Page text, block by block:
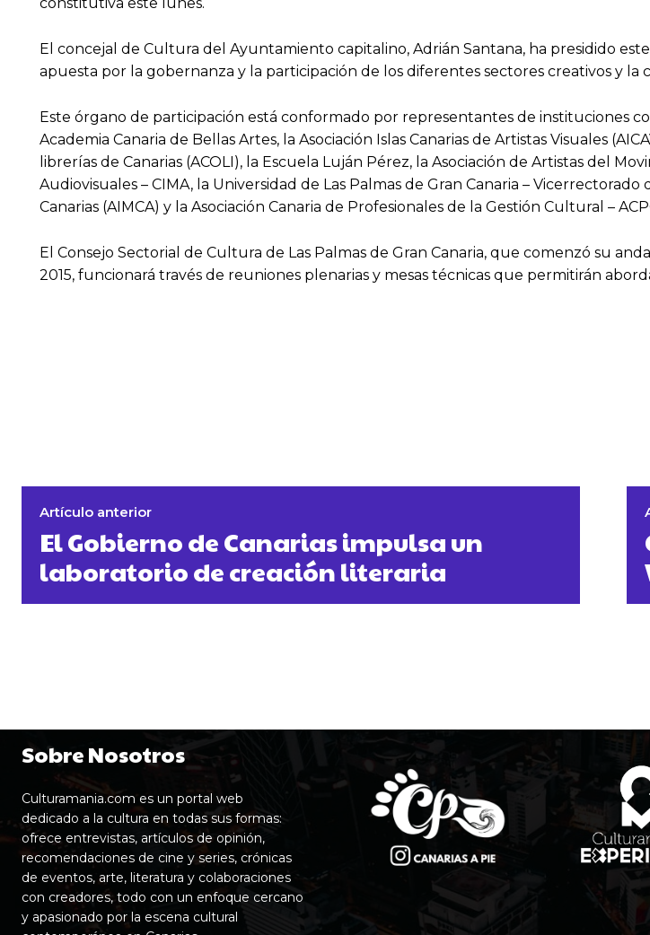
El concejal de Cultura del Ayuntamiento capitalino, Adrián Santana, ha presidido
apuesta por la gobernanza y la participación de los diferentes sectores creativos y
Este órgano de participación está conformado por representantes de instituciones
Academia Canaria de Bellas Artes, la Asociación Islas Canarias de Artistas Visuales
librerías de Canarias (ACOLI), la Escuela Luján Pérez, la Asociación de Artistas del
Audiovisuales – CIMA, la Universidad de Las Palmas de Gran Canaria –
Canarias (AIMCA) y la Asociación Canaria de Profesionales de la Gestión Cultural –
El Consejo Sectorial de Cultura de Las Palmas de Gran Canaria, que comenzó su
2015, funcionará través de reuniones plenarias y mesas técnicas que permitirán
Artículo anterior
El Gobierno de Canarias impulsa un
laboratorio de creación literaria
Sobre Nosotros
Culturamania.com es un portal web
dedicado a la cultura en todas sus formas:
ofrece entrevistas, artículos de opinión,
recomendaciones de cine y series, crónicas
de eventos, arte, literatura y colaboraciones
con creadores, todo con un enfoque cercano
y apasionado por la escena cultural